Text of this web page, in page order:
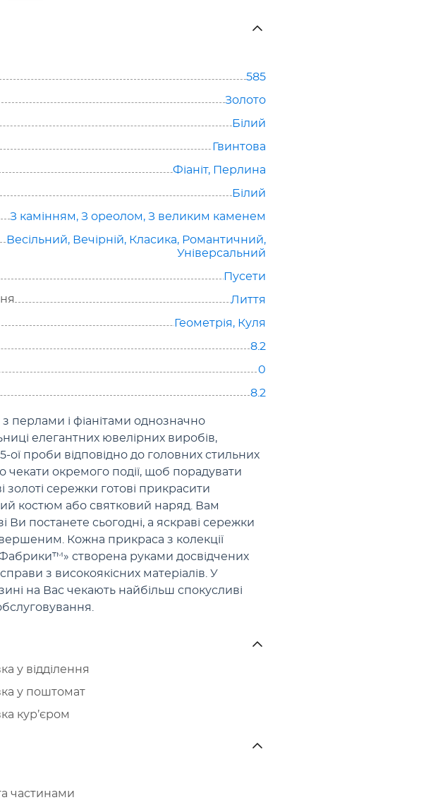
585
Золото
Білий
Гвинтова
Фіаніт, Перлина
Білий
З камінням, З ореолом, З великим каменем
Весільний, Вечірній, Класика, Романтичний,
Універсальний
Пусети
Лиття
Геометрія, Куля
8.2
0
8.2
перлами і фіанітами однозначно
елегантних ювелірних виробів,
ої проби відповідно до головних стильних
чекати окремого події, щоб порадувати
золоті сережки готові прикрасити
костюм або святковий наряд. Вам
Ви постанете сьогодні, а яскраві сережки
Кожна прикраса з колекції
створена руками досвідчених
справи з високоякісних матеріалів. У
на Вас чекають найбільш спокусливі
у відділення
у поштомат
кур’єром
частинами